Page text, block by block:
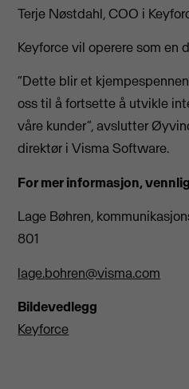
Terje Nøstdahl, COO i
Keyforce vil operere som en
“Dette blir et
oss til å fortsette å utvikle
våre kunder”, avslutter
direktør i Visma Software.
For mer informasjon,
Lage Bøhren,
801
lage.bohren@visma.com
Bildevedlegg
Keyforce